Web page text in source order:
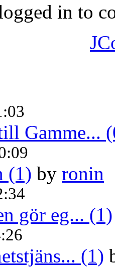
in to
Gamme...
(1) by ronin
gör eg... (1)
(1)